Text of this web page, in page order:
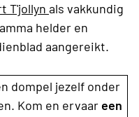
T'jollyn als vakkundig
helder en
aangereikt.
dompel jezelf onder
Kom en ervaar een